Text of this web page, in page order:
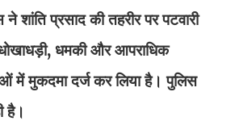
शांति प्रसाद की तहरीर पर पटवारी
धमकी और आपराधिक
में मुकदमा दर्ज कर लिया है। पुलिस
है।